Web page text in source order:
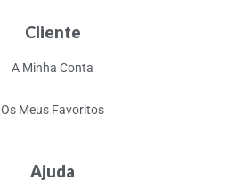
Cliente
A Minha Conta
Os Meus Favoritos
Ajuda